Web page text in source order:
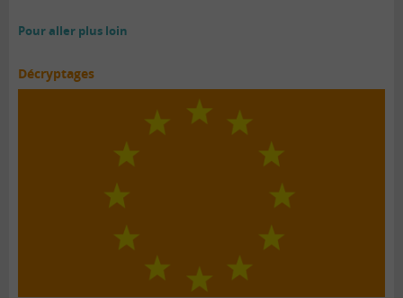
Pour aller plus loin
Décryptages